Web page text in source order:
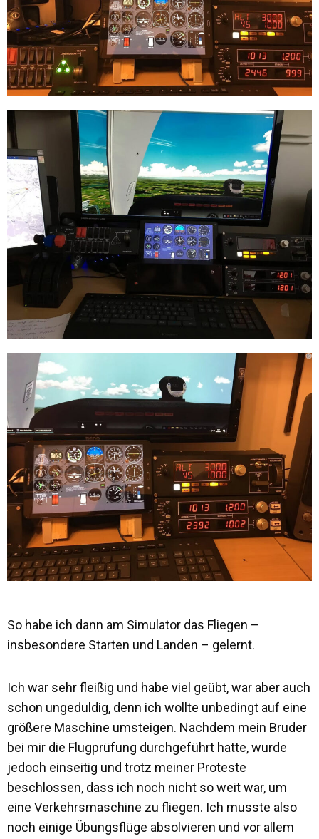
So habe ich dann am Simulator das Fliegen –
insbesondere Starten und Landen – gelernt.
Ich war sehr fleißig und habe viel geübt, war aber auch
schon ungeduldig, denn ich wollte unbedingt auf eine
größere Maschine umsteigen. Nachdem mein Bruder
bei mir die Flugprüfung durchgeführt hatte, wurde
jedoch einseitig und trotz meiner Proteste
beschlossen, dass ich noch nicht so weit war, um
eine Verkehrsmaschine zu fliegen. Ich musste also
noch einige Übungsflüge absolvieren und vor allem